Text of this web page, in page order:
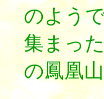
のよう
集まっ
の鳳凰